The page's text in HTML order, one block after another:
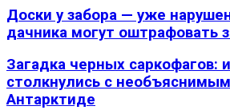
Доски у забора — уже
дачника могут оштрафовать
Загадка черных саркофагов:
столкнулись с
Антарктиде